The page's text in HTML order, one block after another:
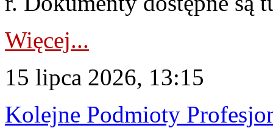
Więcej...
15 lipca 2026, 13:15
Kolejne Podmioty